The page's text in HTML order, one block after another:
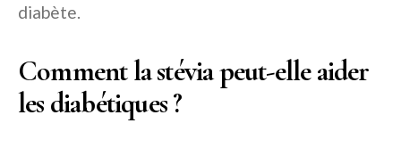
diabète.
Comment la stévia peut-elle aider
les diabétiques ?